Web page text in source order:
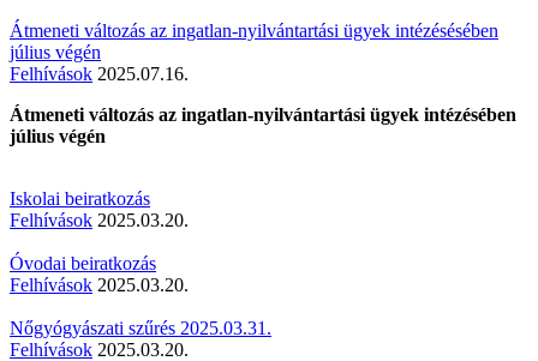
Átmeneti változás az ingatlan-nyilvántartási ügyek intézésésében
július végén
Felhívások 2025.07.16.
Átmeneti változás az ingatlan-nyilvántartási ügyek intézésében
július végén
Iskolai beiratkozás
Felhívások 2025.03.20.
Óvodai beiratkozás
Felhívások 2025.03.20.
Nőgyógyászati szűrés 2025.03.31.
Felhívások 2025.03.20.